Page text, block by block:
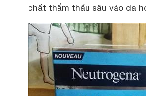
chất thẩm thấu sâu vào da